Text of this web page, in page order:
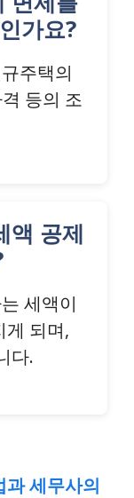
가요?
주택의
등의 조
액 공제
세액이
게 되며,
다.
과 세무사의